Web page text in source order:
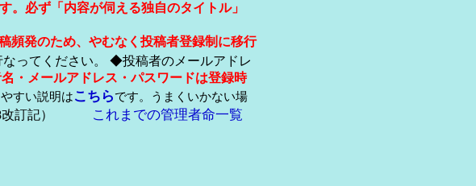
。必ず「内容が伺える独自のタイトル」
頻発のため、やむなく投稿者登録制に移行
ってください。 ◆投稿者のメールアドレ
・メールアドレス・パスワードは登録時
すい説明はこちらです。うまくいかない場
8改訂記） これまでの管理者命一覧